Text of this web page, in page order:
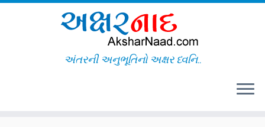
અંતરની અનુભૂતિનો અક્ષર ધ્વનિ..